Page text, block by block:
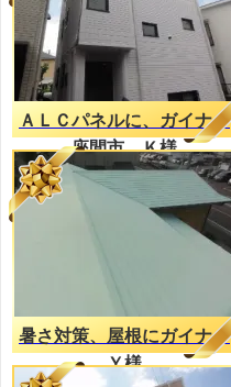
ＡＬＣパネルに、ガイナ
座間市 Ｋ様
暑さ対策、屋根にガイナ
Ｙ様